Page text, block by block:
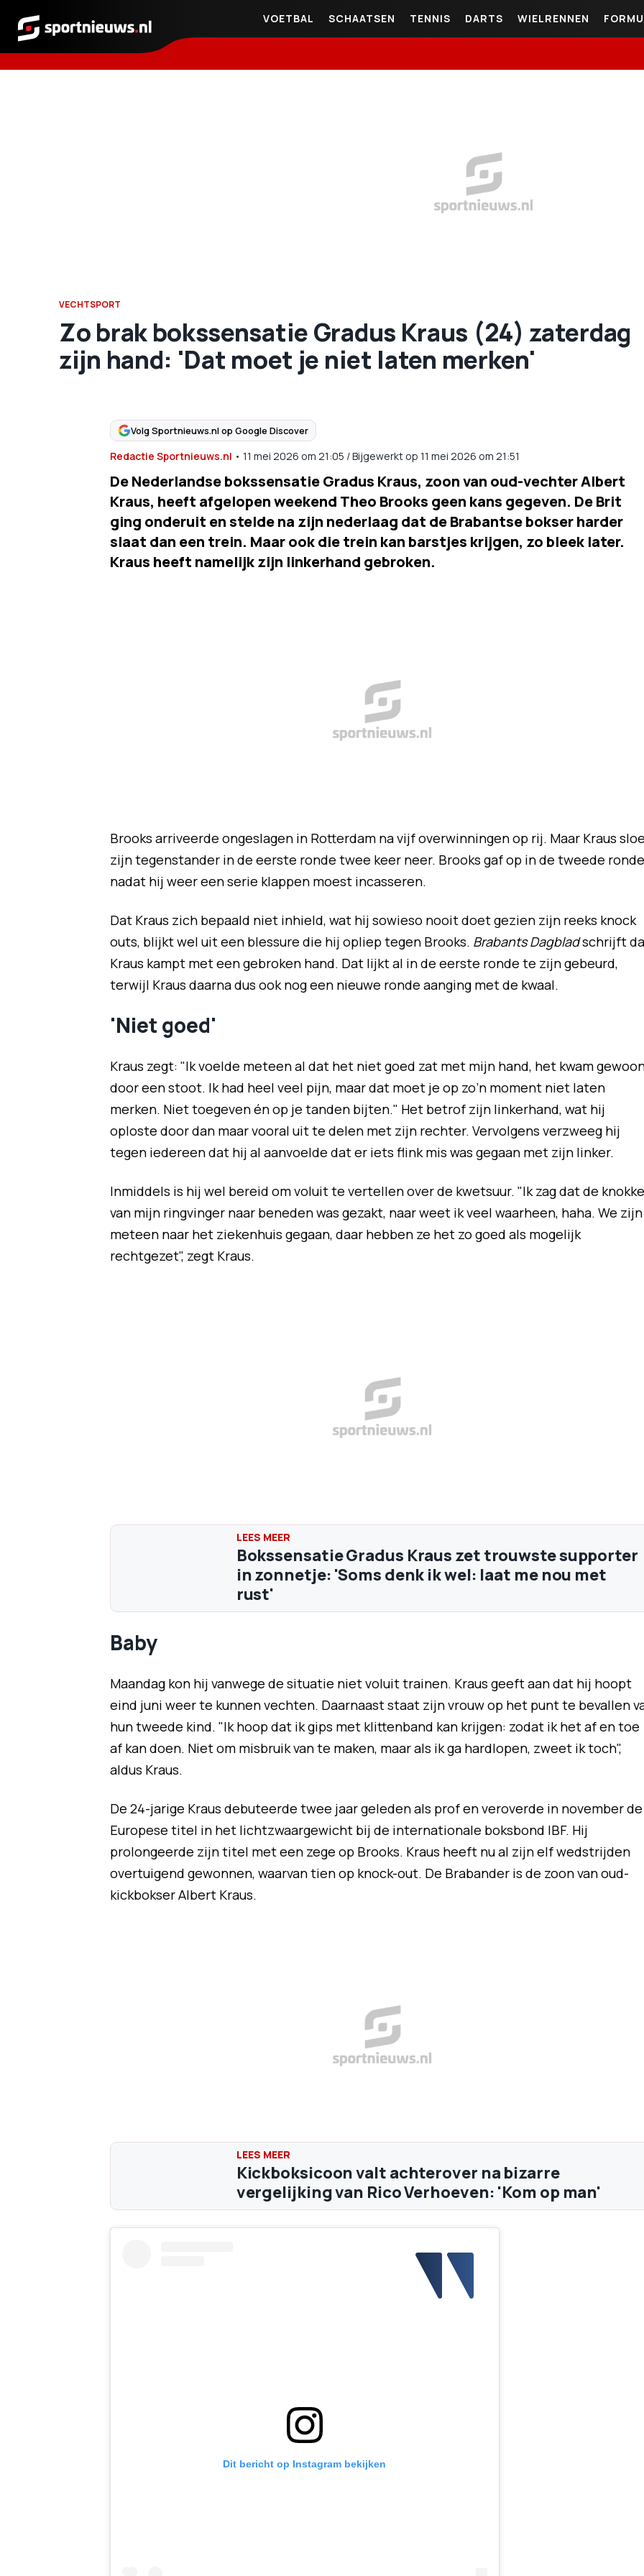
Sportnieuws.nl
VOETBAL SCHAATSEN TENNIS DARTS WIELRENNEN
VECHTSPORT
Zo brak bokssensatie Gradus Kraus (24) zaterdag
zijn hand: 'Dat moet je niet laten merken'
Volg Sportnieuws.nl op Google Discover
Redactie Sportnieuws.nl • 11 mei 2026 om 21:05 /Bijgewerkt op 11 mei 2026 om 21:51
De Nederlandse bokssensatie Gradus Kraus, zoon van oud-vechter Albert
Kraus, heeft afgelopen weekend Theo Brooks geen kans gegeven. De Brit
ging onderuit en stelde na zijn nederlaag dat de Brabantse bokser harder
slaat dan een trein. Maar ook die trein kan barstjes krijgen, zo bleek later.
Kraus heeft namelijk zijn linkerhand gebroken.
Brooks arriveerde ongeslagen in Rotterdam na vijf overwinningen op rij. Maar Kraus
zijn tegenstander in de eerste ronde twee keer neer. Brooks gaf op in de tweede
nadat hij weer een serie klappen moest incasseren.
Dat Kraus zich bepaald niet inhield, wat hij sowieso nooit doet gezien zijn reeks knock
outs, blijkt wel uit een blessure die hij opliep tegen Brooks. Brabants Dagbladschrijft
Kraus kampt met een gebroken hand. Dat lijkt al in de eerste ronde te zijn gebeurd,
terwijl Kraus daarna dus ook nog een nieuwe ronde aanging met de kwaal.
'Niet goed'
Kraus zegt: "Ik voelde meteen al dat het niet goed zat met mijn hand, het kwam
door een stoot. Ik had heel veel pijn, maar dat moet je op zo’n moment niet laten
merken. Niet toegeven én op je tanden bijten." Het betrof zijn linkerhand, wat hij
oploste door dan maar vooral uit te delen met zijn rechter. Vervolgens verzweeg hij
tegen iedereen dat hij al aanvoelde dat er iets flink mis was gegaan met zijn linker.
Inmiddels is hij wel bereid om voluit te vertellen over de kwetsuur. "Ik zag dat de
van mijn ringvinger naar beneden was gezakt, naar weet ik veel waarheen, haha. We zijn
meteen naar het ziekenhuis gegaan, daar hebben ze het zo goed als mogelijk
rechtgezet", zegt Kraus.
Bokssensatie Gradus Kraus zet trouwste supporter
in zonnetje: 'Soms denk ik wel: laat me nou met
rust'
Baby
Maandag kon hij vanwege de situatie niet voluit trainen. Kraus geeft aan dat hij hoopt
eind juni weer te kunnen vechten. Daarnaast staat zijn vrouw op het punt te bevallen
hun tweede kind. "Ik hoop dat ik gips met klittenband kan krijgen: zodat ik het af en toe
af kan doen. Niet om misbruik van te maken, maar als ik ga hardlopen, zweet ik toch",
aldus Kraus.
De 24-jarige Kraus debuteerde twee jaar geleden als prof en veroverde in november de
Europese titel in het lichtzwaargewicht bij de internationale boksbond IBF. Hij
prolongeerde zijn titel met een zege op Brooks. Kraus heeft nu al zijn elf wedstrijden
overtuigend gewonnen, waarvan tien op knock-out. De Brabander is de zoon van oud-
kickbokser Albert Kraus.
Kickboksicoon valt achterover na bizarre
vergelijking van Rico Verhoeven: 'Kom op man'
Dit bericht op Instagram bekijken